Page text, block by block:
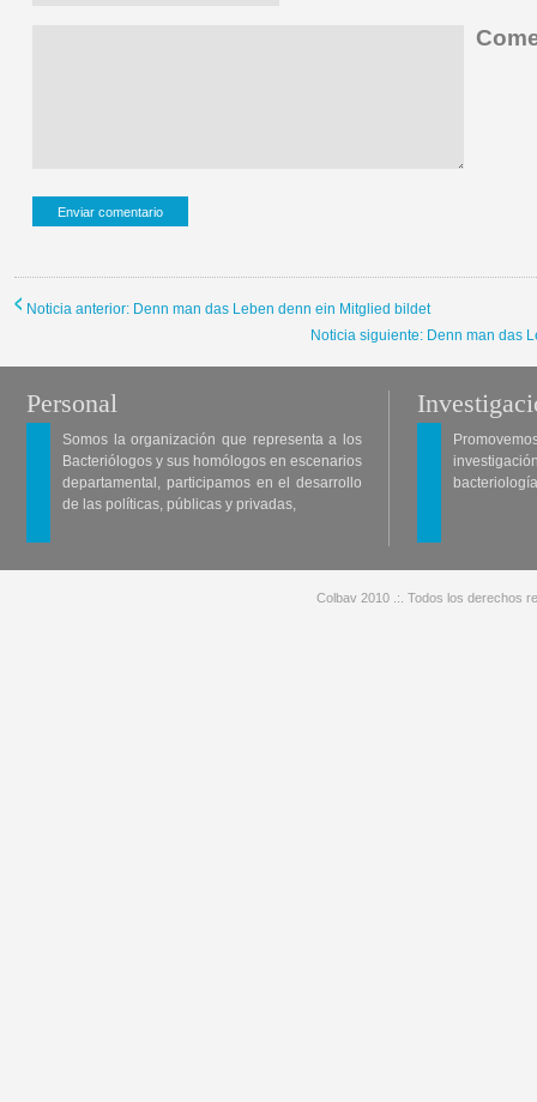
Noticia anterior: Denn man das Leben denn ein Mitglied bildet
Noticia siguiente: Denn man das
Personal
Somos la organización que representa a los
Bacteriólogos y sus homólogos en escenarios
departamental, participamos en el desarrollo
de las políticas, públicas y privadas,
Colbav 2010 .:. Todos los derechos